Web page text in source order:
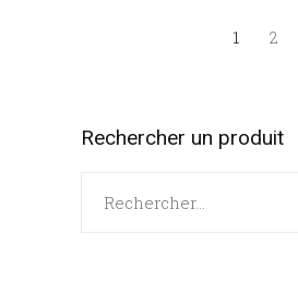
1 2
Rechercher un produit
for: